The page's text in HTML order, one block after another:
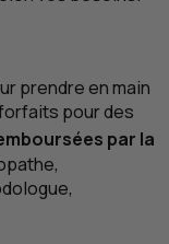
prendre en main
pour des
par la